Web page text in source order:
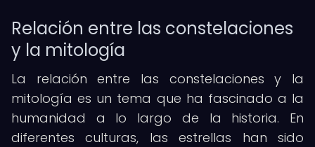
Relación entre las constelaciones
y la mitología
La relación entre las constelaciones y la
mitología es un tema que ha fascinado a la
humanidad a lo largo de la historia. En
diferentes culturas, las estrellas han sido